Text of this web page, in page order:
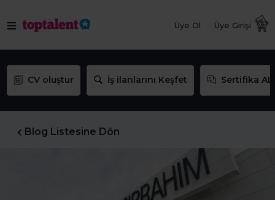
Üye Ol Üye Girişi
CV oluştur İş ilanlarını Keşfet Sertifika AL
Blog Listesine Dön